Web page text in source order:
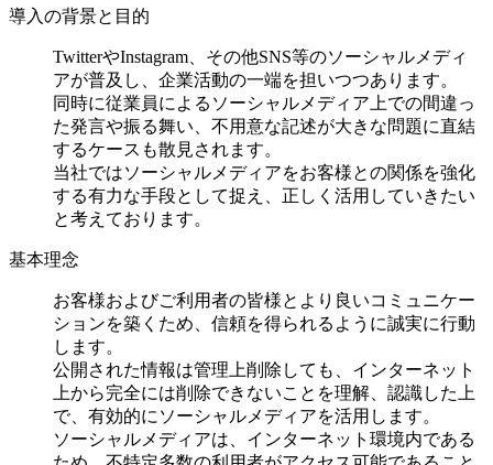
導入の背景と目的
TwitterやInstagram、その他SNS等のソーシャルメディ
アが普及し、企業活動の一端を担いつつあります。
同時に従業員によるソーシャルメディア上での間違っ
た発言や振る舞い、不用意な記述が大きな問題に直結
するケースも散見されます。
当社ではソーシャルメディアをお客様との関係を強化
する有力な手段として捉え、正しく活用していきたい
と考えております。
基本理念
お客様およびご利用者の皆様とより良いコミュニケー
ションを築くため、信頼を得られるように誠実に行動
します。
公開された情報は管理上削除しても、インターネット
上から完全には削除できないことを理解、認識した上
で、有効的にソーシャルメディアを活用します。
ソーシャルメディアは、インターネット環境内である